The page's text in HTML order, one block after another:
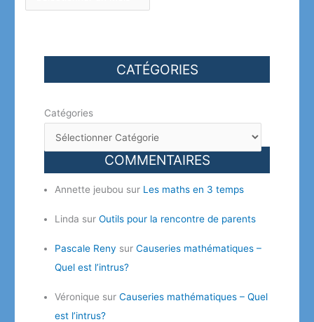
CATÉGORIES
Catégories
COMMENTAIRES
Annette jeubou sur Les maths en 3 temps
Linda surOutils pour la rencontre de parents
Pascale Reny surCauseries mathématiques –
Quel est l’intrus?
Véronique surCauseries mathématiques – Quel
est l’intrus?